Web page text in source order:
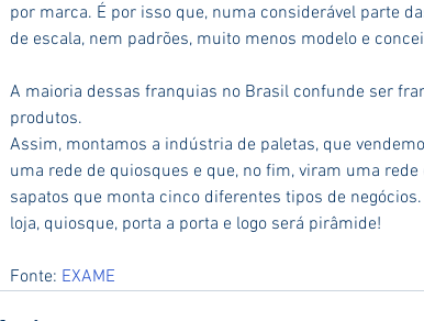
por marca. É por isso que, numa considerável parte
de escala, nem padrões, muito menos modelo e
A maioria dessas franquias no Brasil confunde ser
produtos.
Assim, montamos a indústria de paletas, que
uma rede de quiosques e que, no fim, viram uma
sapatos que monta cinco diferentes tipos de
loja, quiosque, porta a porta e logo será pirâmide!
Fonte: EXAME